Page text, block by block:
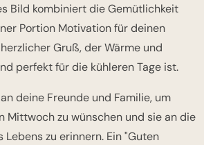
Bild kombiniert die Gemütlichkeit
Portion Motivation für deinen
Gruß, der Wärme und
perfekt für die kühleren Tage ist.
deine Freunde und Familie, um
Mittwoch zu wünschen und sie an die
Lebens zu erinnern. Ein "Guten